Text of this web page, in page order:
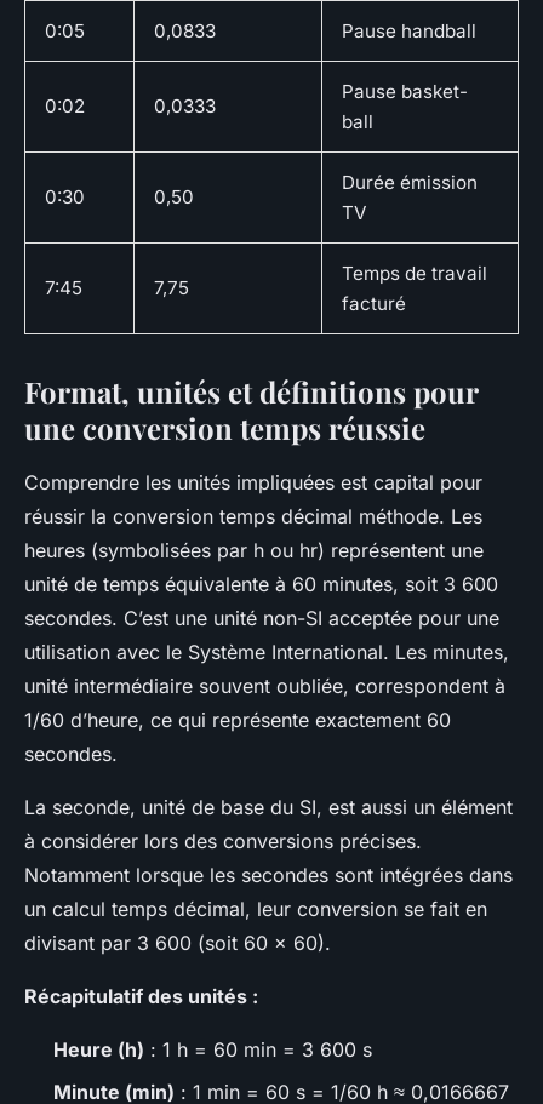
0:05 0,0833 Pause handball
0:02 0,0333
Pause basket-
ball
0:30 0,50
Durée émission
TV
7:45 7,75
Temps de travail
facturé
Format, unités et définitions pour
une conversion temps réussie
Comprendre les unités impliquées est capital pour
réussir la conversion temps décimal méthode. Les
heures (symbolisées par h ou hr) représentent une
unité de temps équivalente à 60 minutes, soit 3 600
secondes. C’est une unité non-SI acceptée pour une
utilisation avec le Système International. Les minutes,
unité intermédiaire souvent oubliée, correspondent à
1/60 d’heure, ce qui représente exactement 60
secondes.
La seconde, unité de base du SI, est aussi un élément
à considérer lors des conversions précises.
Notamment lorsque les secondes sont intégrées dans
un calcul temps décimal, leur conversion se fait en
divisant par 3 600 (soit 60 x 60).
Récapitulatif des unités :
Heure (h) : 1 h = 60 min = 3 600 s
Minute (min) : 1 min = 60 s = 1/60 h ≈ 0,0166667